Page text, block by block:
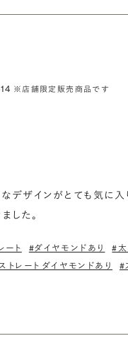
※店舗限定販売商品です
デザインがとても気に
した。
ート #ダイヤモンドあり #太
トレート ダイヤモンドあり #